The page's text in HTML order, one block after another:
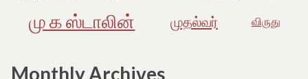
மு க ஸ்டாலின் முதல்வர் விருது
Monthly Archives